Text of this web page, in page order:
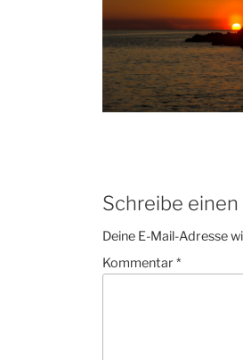
Schreibe
Deine E-Mail-Adresse
Kommentar*